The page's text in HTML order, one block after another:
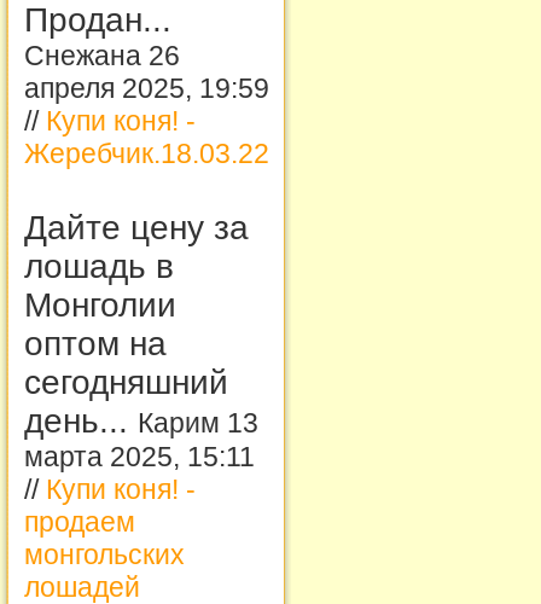
Продан...
Снежана 26
апреля 2025, 19:59
// Купи коня! -
Жеребчик.18.03.22
Дайте цену за
лошадь в
Монголии
оптом на
сегодняшний
день... Карим 13
марта 2025, 15:11
// Купи коня! -
продаем
монгольских
лошадей